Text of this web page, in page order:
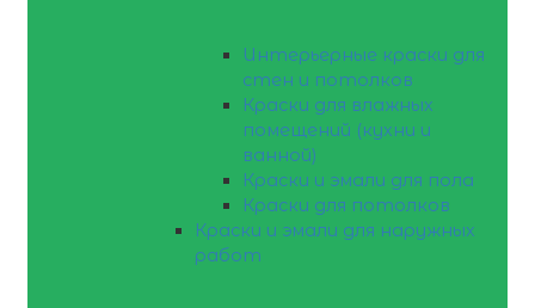
Интерьерные краски для
стен и потолков
Краски для влажных
помещений (кухни и
ванной)
Краски и эмали для пола
Краски для потолков
Краски и эмали для наружных
работ